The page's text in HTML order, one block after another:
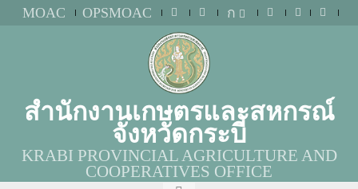
MOAC OPSMOAC ก
สำนักงานเกษตรและสหกรณ์
จังหวัดกระบี่
KRABI PROVINCIAL AGRICULTURE AND
COOPERATIVES OFFICE